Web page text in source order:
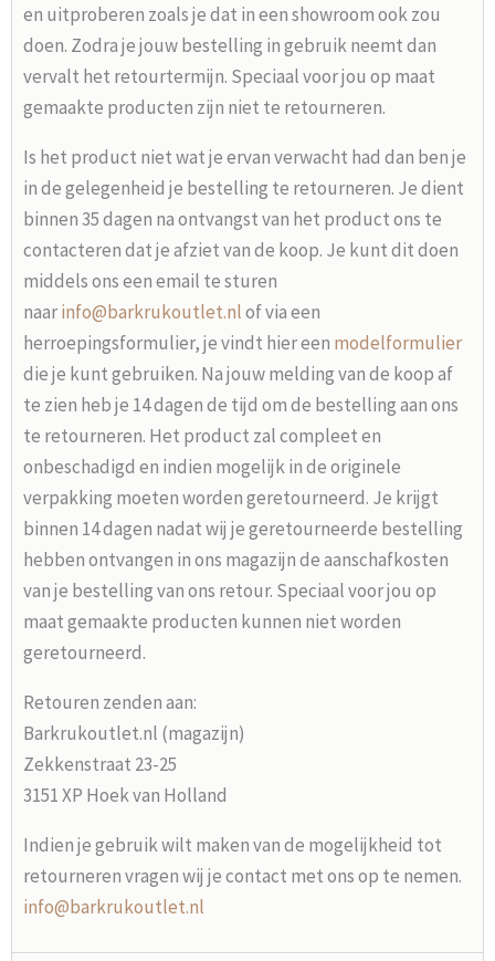
en uitproberen zoals je dat in een showroom ook zou
doen. Zodra je jouw bestelling in gebruik neemt dan
vervalt het retourtermijn. Speciaal voor jou op maat
gemaakte producten zijn niet te retourneren.
Is het product niet wat je ervan verwacht had dan ben je
in de gelegenheid je bestelling te retourneren. Je dient
binnen 35 dagen na ontvangst van het product ons te
contacteren dat je afziet van de koop. Je kunt dit doen
middels ons een email te sturen
naarinfo@barkrukoutlet.nlof via een
herroepingsformulier, je vindt hier een modelformulier
die je kunt gebruiken. Na jouw melding van de koop af
te zien heb je 14 dagen de tijd om de bestelling aan ons
te retourneren. Het product zal compleet en
onbeschadigd en indien mogelijk in de originele
verpakking moeten worden geretourneerd. Je krijgt
binnen 14 dagen nadat wij je geretourneerde bestelling
hebben ontvangen in ons magazijn de aanschafkosten
van je bestelling van ons retour. Speciaal voor jou op
maat gemaakte producten kunnen niet worden
geretourneerd.
Retouren zenden aan:
Barkrukoutlet.nl (magazijn)
Zekkenstraat 23-25
3151 XP Hoek van Holland
Indien je gebruik wilt maken van de mogelijkheid tot
retourneren vragen wij je contact met ons op te nemen.
info@barkrukoutlet.nl